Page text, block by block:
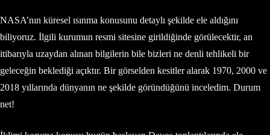
NASA’nın küresel ısınma konusunu detaylı şekilde ele aldığını
biliyoruz. İlgili kurumun resmi sitesine girildiğinde görülecektir, an
itibarıyla uzaydan alınan bilgilerin bile bizleri ne denli tehlikeli bir
geleceğin beklediği açıktır. Bir görselden kesitler alarak 1970, 2000 ve
2018 yıllarında dünyanın ne şekilde göründüğünü inceledim. Durum
net!